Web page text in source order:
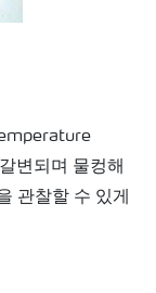
변되며 물컹해
관찰할 수 있게